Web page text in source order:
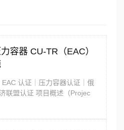
容器 CU-TR（EAC）
认证｜压力容器认证｜俄
联盟认证 项目概述（Projec